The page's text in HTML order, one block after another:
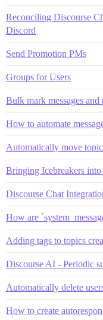
Reconciling Discourse
Discord
Send Promotion PMs
Groups for Users
Bulk mark messages and
How to automate
Automatically move
Bringing Icebreakers
Discourse Chat
How are
Adding tags to topics
Discourse AI - Periodic
Automatically delete
How to create